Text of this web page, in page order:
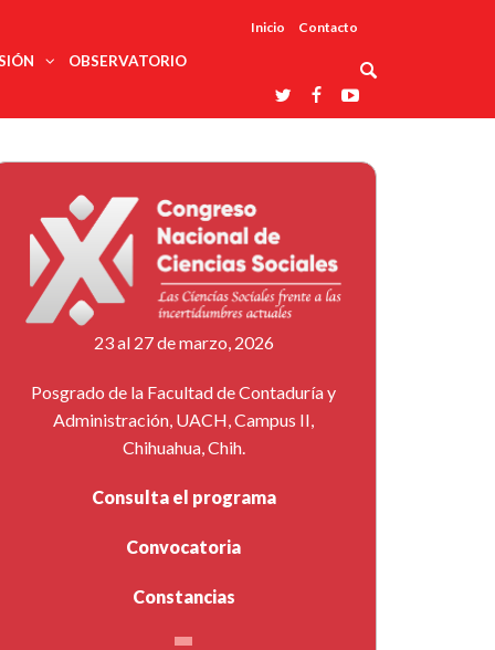
Inicio Contacto
ciencias
profesionales
trabajo
Redes
temáticas
Laboratorios
nacionales
Entidades
afines
Reconoce
La UDUALC
A La
Universidad
De México
En Su 475
Aniversario
OBSERVATORIO
23 al 27 de marzo, 2026
Posgrado de la Facultad de Contaduría y
Administración, UACH, Campus II,
Chihuahua, Chih.
Consulta el programa
Convocatoria
Constancias